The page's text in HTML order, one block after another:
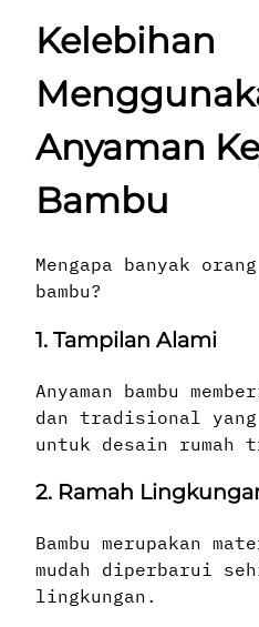
Kelebihan
Anyaman
Bambu
Mengapa banyak
bambu?
1. Tampilan Alami
Anyaman bambu
dan tradisional yang
untuk desain rumah
2. Ramah
Bambu merupakan
mudah diperbarui
lingkungan.